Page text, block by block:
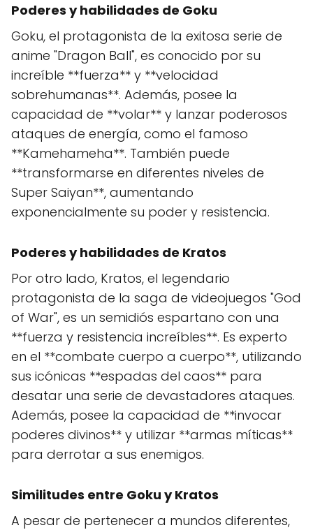
Poderes y habilidades de Goku
Goku, el protagonista de la exitosa serie de
anime "Dragon Ball", es conocido por su
increíble **fuerza** y **velocidad
sobrehumanas**. Además, posee la
capacidad de **volar** y lanzar poderosos
ataques de energía, como el famoso
**Kamehameha**. También puede
**transformarse en diferentes niveles de
Super Saiyan**, aumentando
exponencialmente su poder y resistencia.
Poderes y habilidades de Kratos
Por otro lado, Kratos, el legendario
protagonista de la saga de videojuegos "God
of War", es un semidiós espartano con una
**fuerza y resistencia increíbles**. Es experto
en el **combate cuerpo a cuerpo**, utilizando
sus icónicas **espadas del caos** para
desatar una serie de devastadores ataques.
Además, posee la capacidad de **invocar
poderes divinos** y utilizar **armas míticas**
para derrotar a sus enemigos.
Similitudes entre Goku y Kratos
A pesar de pertenecer a mundos diferentes,